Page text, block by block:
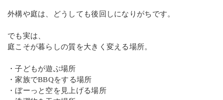
外構や庭は、どうしても後回しになりがちです。
でも実は、
庭こそが暮らしの質を大きく変える場所。
・子どもが遊ぶ場所
・家族でBBQをする場所
・ぼーっと空を見上げる場所